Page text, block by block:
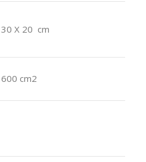
30 X 20 cm
600 cm2